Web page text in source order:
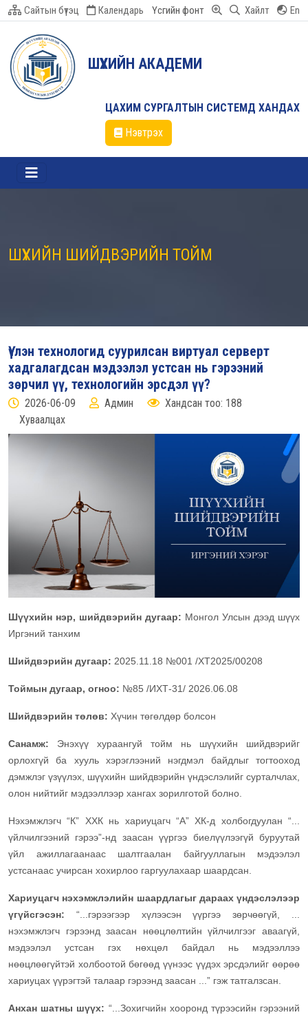
Сайтын бүтэц Календарь Үсгийн фонт Хайлт En
ШҮҮХИЙН АКАДЕМИ
ЦАХИМ СУРГАЛТЫН СИСТЕМД ХАНДАХ
Нэвтрэх
ШҮҮХИЙН ШИЙДВЭРИЙН ТОЙМ
Үүлэн технологид суурилсан виртуал серверт
хадгалагдсан мэдээлэл устсан нь гэрээний
зөрчил үү, технологийн эрсдэл үү?
2026-06-09 Админ
Хандсан тоо: 188
Хуваалцах
Шүүхийн нэр, шийдвэрийн дугаар: Монгол Улсын дээд шүүх
Иргэний танхим
Шийдвэрийн дугаар: 2025.11.18 №001 /ХТ2025/00208
Тоймын дугаар, огноо: №85 /ИХТ-31/ 2026.06.08
Шийдвэрийн төлөв: Хүчин төгөлдөр болсон
Санамж: Энэхүү хураангуй тойм нь шүүхийн шийдвэрийг
орлохгүй ба хууль хэрэглээний нэгдмэл байдлыг тогтооход
дэмжлэг үзүүлэх, шүүхийн шийдвэрийн үндэслэлийг сурталчлах,
олон нийтийг мэдээллээр хангах зорилготой болно.
Нэхэмжлэгч “К” ХХК нь хариуцагч “А” ХК-д холбогдуулан “...
үйлчилгээний гэрээ”-нд заасан үүргээ биелүүлээгүй буруутай
үйл ажиллагаанаас шалтгаалан байгууллагын мэдээлэл
устсанаас учирсан хохирлоо гаргуулахаар шаардсан.
Хариуцагч нэхэмжлэлийн шаардлагыг дараах үндэслэлээр
үгүйсгэсэн: “...гэрээгээр хүлээсэн үүргээ зөрчөөгүй, ...
нэхэмжлэгч гэрээнд заасан нөөцлөлтийн үйлчилгээг аваагүй,
мэдээлэл устсан гэх нөхцөл байдал нь мэдээллээ
нөөцлөөгүйтэй холбоотой бөгөөд үүнээс үүдэх эрсдэлийг өөрөө
хариуцах үүрэгтэй талаар гэрээнд заасан ...” гэж татгалзсан.
Анхан шатны шүүх: “...Зохигчийн хооронд түрээсийн гэрээний